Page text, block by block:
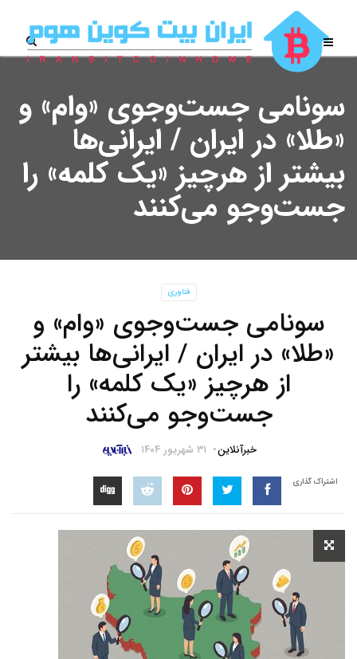
سونامی جست‌وجوی «وام» و
«طلا» در ایران / ایرانی‌ها
بیشتر از هرچیز «یک کلمه» را
جست‌وجو می‌کنند
فناوری
سونامی جست‌وجوی «وام» و
«طلا» در ایران / ایرانی‌ها بیشتر
از هرچیز «یک کلمه» را
جست‌وجو می‌کنند
خبرآنلاین ۳۱ شهریور ۱۴۰۴
اشتراک گذاری